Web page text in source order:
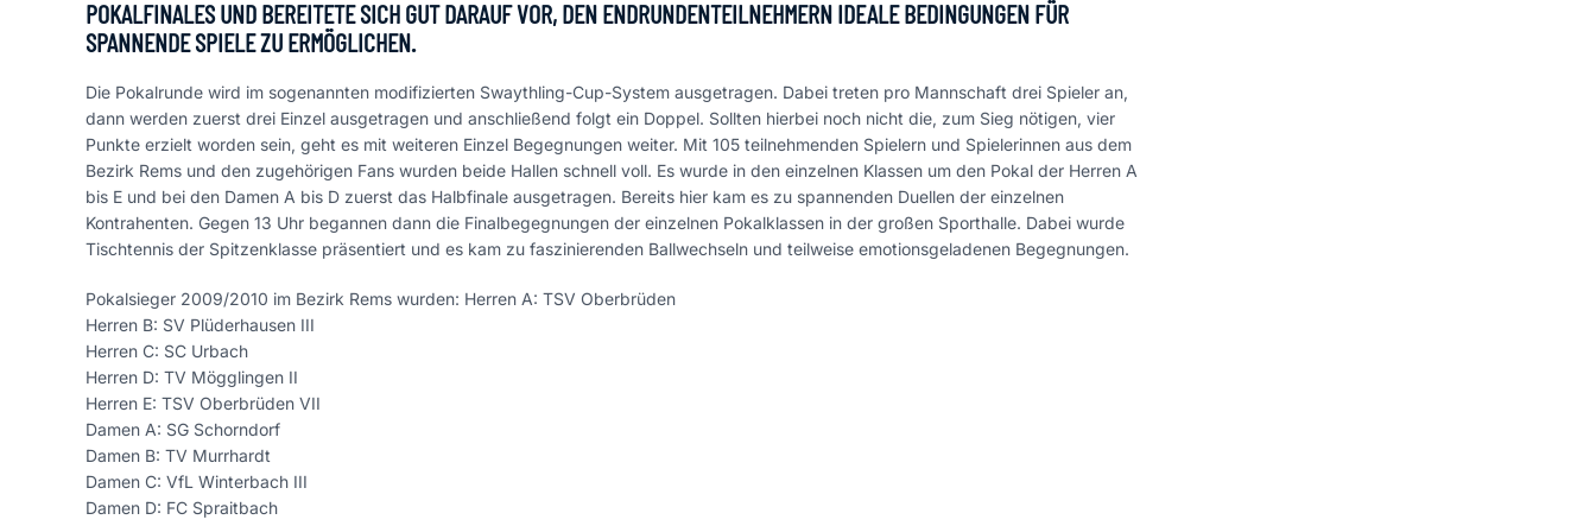
POKALFINALES UND BEREITETE SICH GUT DARAUF VOR, DEN ENDRUNDENTEILNEHMERN IDEALE BEDINGUNGEN FÜR
SPANNENDE SPIELE ZU ERMÖGLICHEN.
Die Pokalrunde wird im sogenannten modifizierten Swaythling-Cup-System ausgetragen. Dabei treten pro Mannschaft drei Spieler an,
dann werden zuerst drei Einzel ausgetragen und anschließend folgt ein Doppel. Sollten hierbei noch nicht die, zum Sieg nötigen, vier
Punkte erzielt worden sein, geht es mit weiteren Einzel Begegnungen weiter. Mit 105 teilnehmenden Spielern und Spielerinnen aus dem
Bezirk Rems und den zugehörigen Fans wurden beide Hallen schnell voll. Es wurde in den einzelnen Klassen um den Pokal der Herren A
bis E und bei den Damen A bis D zuerst das Halbfinale ausgetragen. Bereits hier kam es zu spannenden Duellen der einzelnen
Kontrahenten. Gegen 13 Uhr begannen dann die Finalbegegnungen der einzelnen Pokalklassen in der großen Sporthalle. Dabei wurde
Tischtennis der Spitzenklasse präsentiert und es kam zu faszinierenden Ballwechseln und teilweise emotionsgeladenen Begegnungen.
Pokalsieger 2009/2010 im Bezirk Rems wurden: Herren A: TSV Oberbrüden
Herren B: SV Plüderhausen III
Herren C: SC Urbach
Herren D: TV Mögglingen II
Herren E: TSV Oberbrüden VII
Damen A: SG Schorndorf
Damen B: TV Murrhardt
Damen C: VfL Winterbach III
Damen D: FC Spraitbach